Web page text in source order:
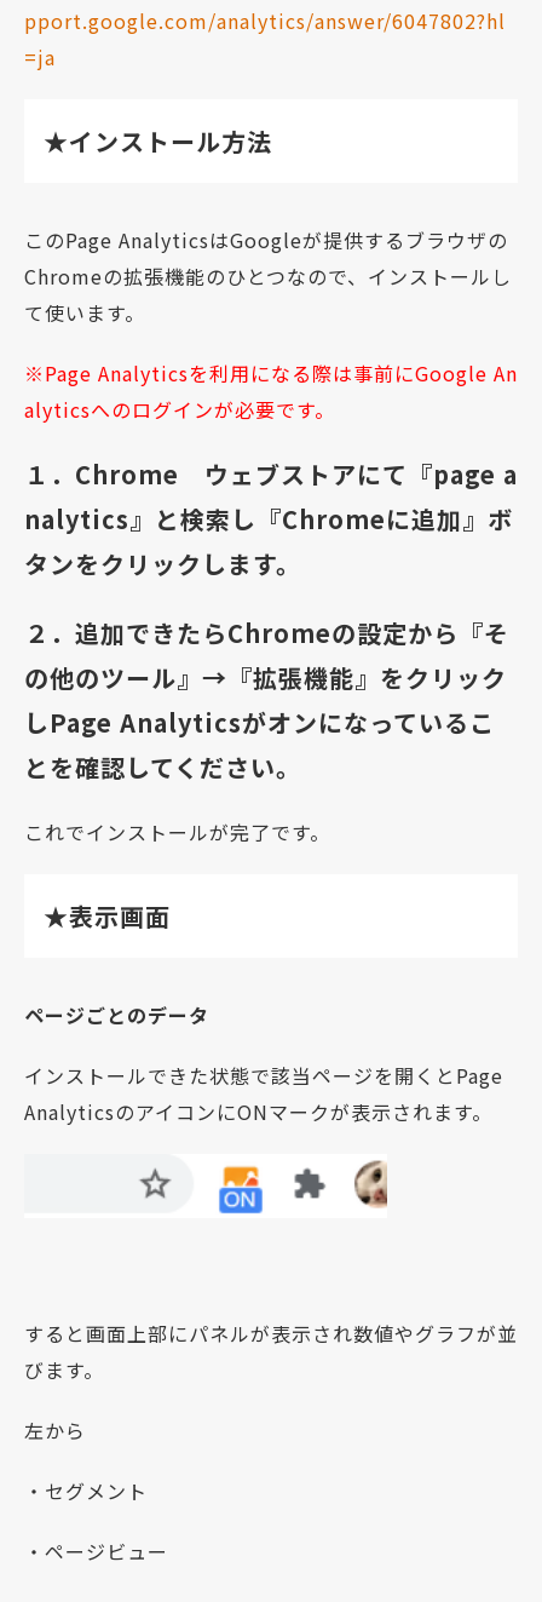
pport.google.com/analytics/answer/6047802?hl
=ja
★インストール方法
このPage AnalyticsはGoogleが提供するブラウザの
Chromeの拡張機能のひとつなので、インストールし
て使います。
※Page Analyticsを利用になる際は事前にGoogle An
alyticsへのログインが必要です。
１．Chrome ウェブストアにて『page a
nalytics』と検索し『Chromeに追加』ボ
タンをクリックします。
２．追加できたらChromeの設定から『そ
の他のツール』→『拡張機能』をクリック
しPage Analyticsがオンになっているこ
とを確認してください。
これでインストールが完了です。
★表示画面
ページごとのデータ
インストールできた状態で該当ページを開くとPage
AnalyticsのアイコンにONマークが表示されます。
すると画面上部にパネルが表示され数値やグラフが並
びます。
左から
・セグメント
・ページビュー